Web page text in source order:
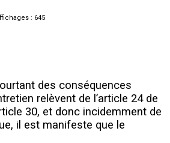
: 645
des conséquences
relèvent de l’article 24 de
30, et donc incidemment de
il est manifeste que le